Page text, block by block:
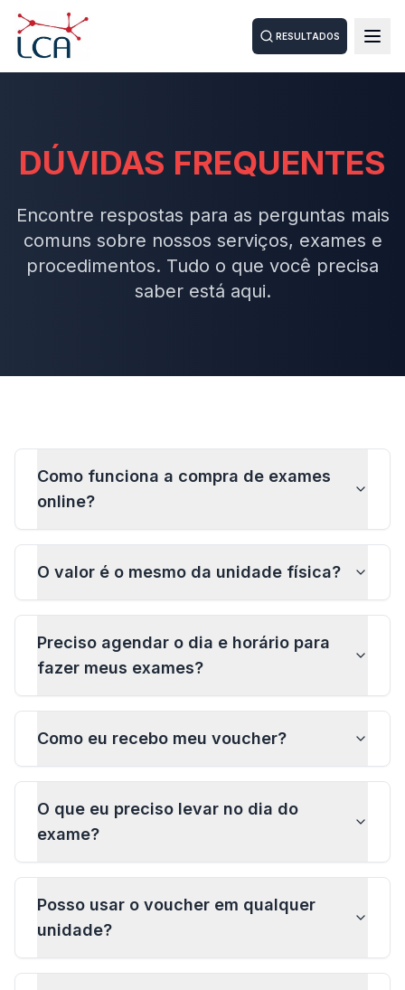
RESULTADOS
DÚVIDAS FREQUENTES
Encontre respostas para as perguntas mais
comuns sobre nossos serviços, exames e
procedimentos. Tudo o que você precisa
saber está aqui.
Como funciona a compra de exames
online?
O valor é o mesmo da unidade física?
Preciso agendar o dia e horário para
fazer meus exames?
Como eu recebo meu voucher?
O que eu preciso levar no dia do
exame?
Posso usar o voucher em qualquer
unidade?